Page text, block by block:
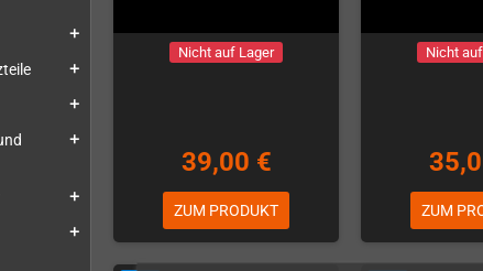
add
add
add
add
add
add
Nicht auf Lager
39,00 €
ZUM PRODUKT
Nicht
ZUM